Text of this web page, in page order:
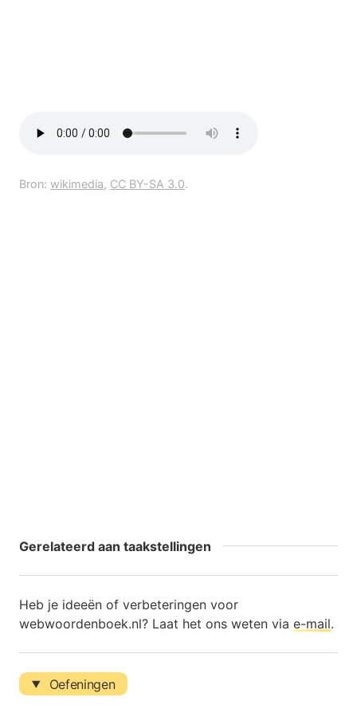
Bron: wikimedia, CC BY-SA 3.0.
Gerelateerd aan taakstellingen
Heb je ideeën of verbeteringen voor
webwoordenboek.nl? Laat het ons weten via e-mail.
Oefeningen